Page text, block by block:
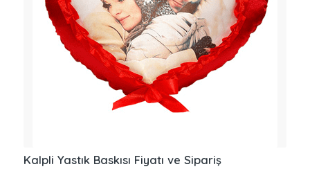
Kalpli Yastık Baskısı Fiyatı ve Sipariş